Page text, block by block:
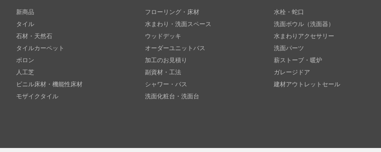
新商品
タイル
石材・天然石
タイルカーペット
ボロン
人工芝
ビニル床材・機能性床材
モザイクタイル
フローリング・床材
水まわり・洗面スペース
ウッドデッキ
オーダーユニットバス
加工のお見積り
副資材・工法
シャワー・バス
洗面化粧台・洗面台
水栓・蛇口
洗面ボウル（洗面器）
水まわりアクセサリー
洗面パーツ
薪ストーブ・暖炉
ガレージドア
建材アウトレットセール